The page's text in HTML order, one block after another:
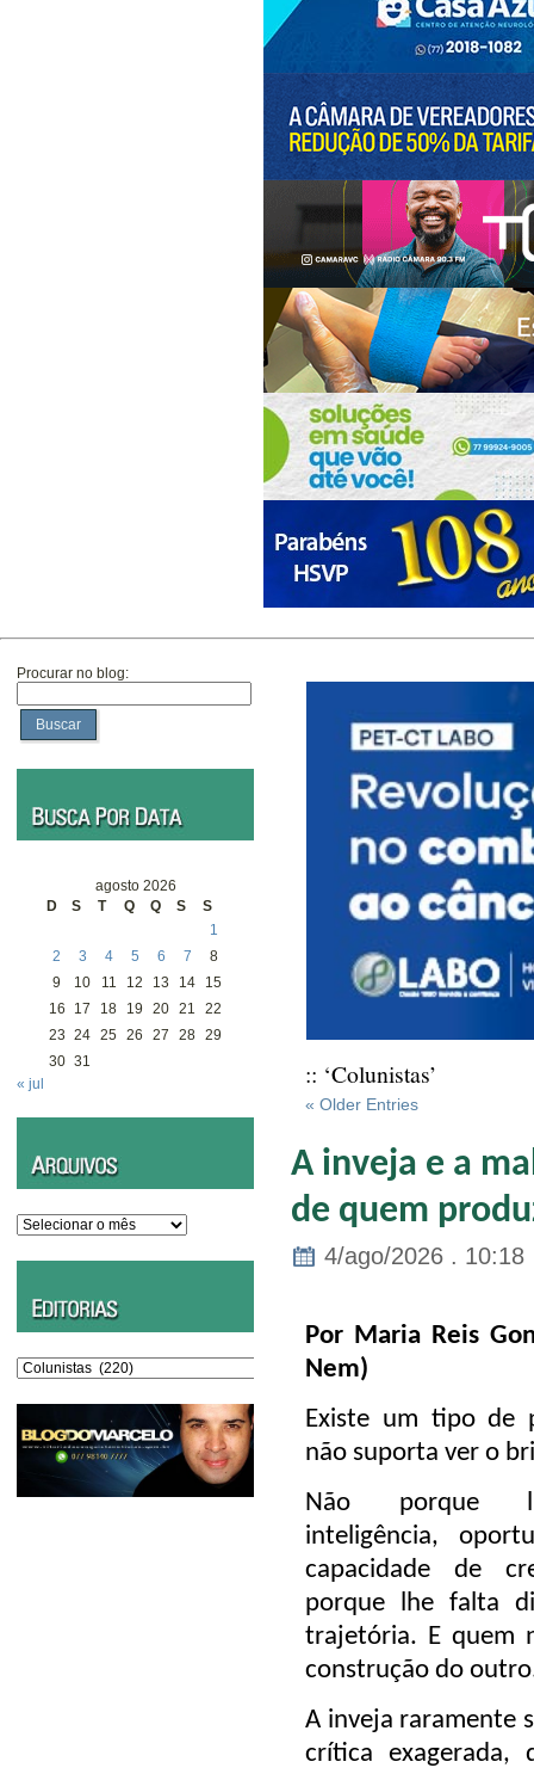
Procurar no blog:
Buscar
agosto 2026
D
S T Q Q S
S
1
2
3 4 5 6 7
8
9
10 11 12 13 14
15
16
17 18 19 20 21
22
23 24 25 26 27 28 29
30 31
« jul
Arquivos
Editorias
:: ‘Colunistas’
« Older Entries
A inveja e a
de quem
4/ago/2026 . 10:18
Por Maria Reis
Nem)
Existe um tipo de
não suporta ver o
Não porque
inteligência,
capacidade de
porque lhe falta
trajetória. E quem
construção do
A inveja raramente
crítica exagerada,